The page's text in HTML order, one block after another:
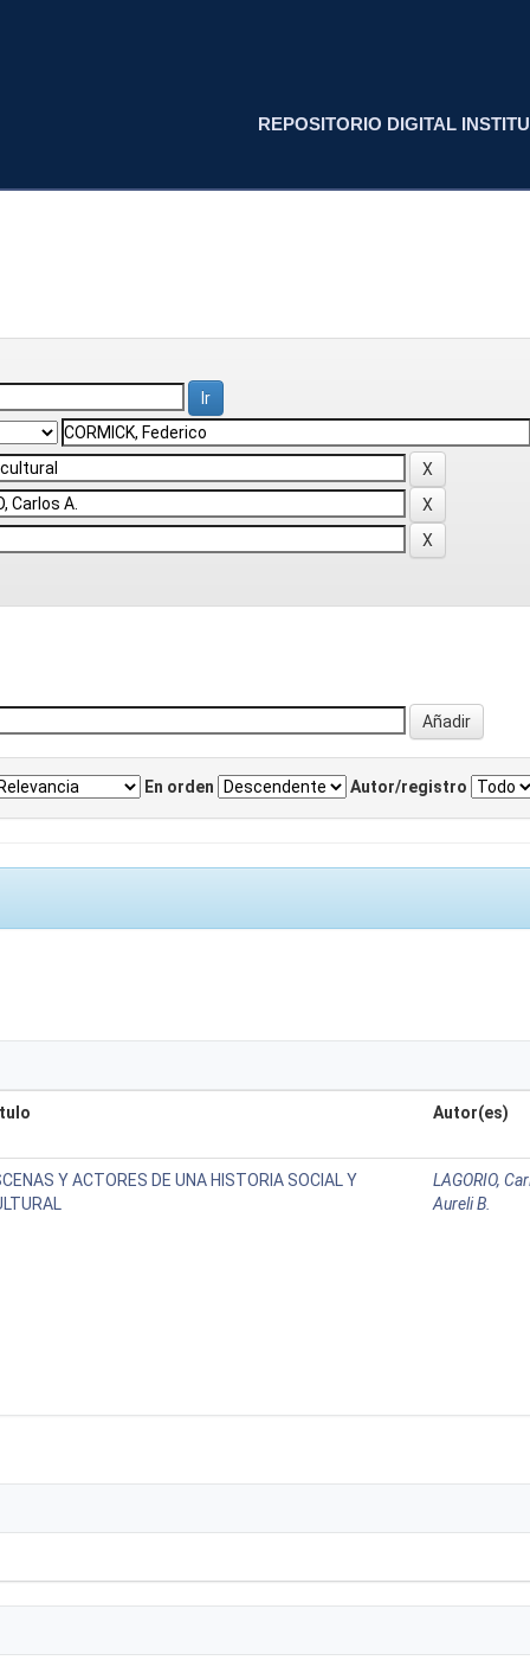
REPOSITORIO DIGITAL
En orden Autor/registro
Autor(es)
Y ACTORES DE UNA HISTORIA SOCIAL Y
LAGORIO,
Aureli B.